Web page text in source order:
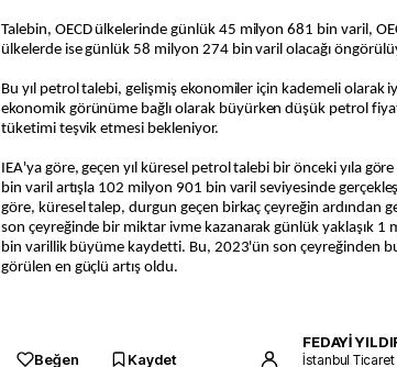
Talebin, OECD ülkelerinde günlük 45 milyon 681 bin varil,
ülkelerde ise günlük 58 milyon 274 bin varil olacağı
Bu yıl petrol talebi, gelişmiş ekonomiler için kademeli olarak
ekonomik görünüme bağlı olarak büyürken düşük petrol
tüketimi teşvik etmesi bekleniyor.
IEA'ya göre, geçen yıl küresel petrol talebi bir önceki yıla
bin varil artışla 102 milyon 901 bin varil seviyesinde
göre, küresel talep, durgun geçen birkaç çeyreğin ardından
son çeyreğinde bir miktar ivme kazanarak günlük yaklaşık 1
bin varillik büyüme kaydetti. Bu, 2023'ün son çeyreğinden
görülen en güçlü artış oldu.
Beğen Kaydet
FEDAYİ
İstanbul Ticaret